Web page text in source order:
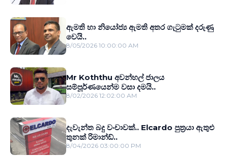
ඇමති හා නියෝජ්‍ය ඇමති අතර ගැටුමක් දරුණු
වෙයි..
8/05/2026 10:00:00 AM
Mr Koththu අවන්හල් ජාලය
සම්පූර්ණයෙන්ම වසා දමයි..
8/02/2026 12:02:00 AM
දැවැන්ත බදු වංචාවක්.. Elcardo පුත‍්‍රයා ඇතුළු
තුනක් රිමාන්ඩ්..
8/04/2026 03:00:00 PM